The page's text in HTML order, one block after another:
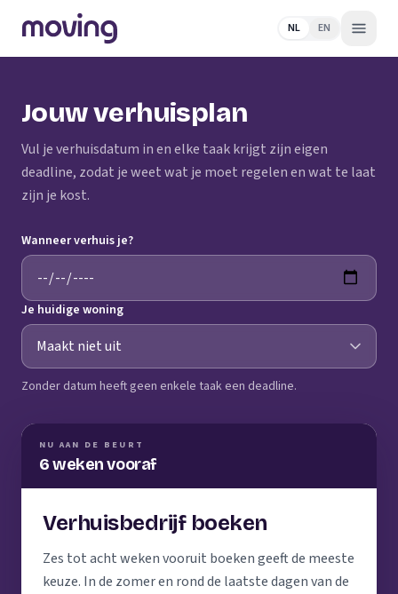
NL EN
Jouw verhuisplan
Vul je verhuisdatum in en elke taak krijgt zijn eigen
deadline, zodat je weet wat je moet regelen en wat te laat
zijn je kost.
Wanneer verhuis je?
Je huidige woning
Zonder datum heeft geen enkele taak een deadline.
NU AAN DE BEURT
6 weken vooraf
Verhuisbedrijf boeken
Zes tot acht weken vooruit boeken geeft de meeste
keuze. In de zomer en rond de laatste dagen van de